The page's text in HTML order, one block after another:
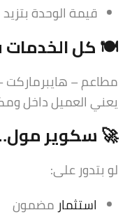
قيمة الوحدة
🍽️ كل الخدمات
مطاعم – هايبرماركت
يعني العميل داخل
🚀 سكوير مول…
لو بتدور على:
استثمار مضمون